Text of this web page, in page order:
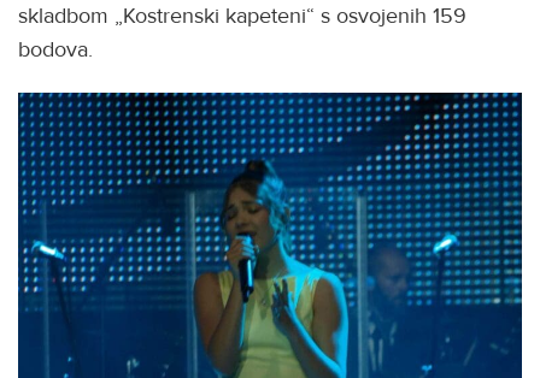
skladbom „Kostrenski kapeteni“ s osvojenih 159
bodova.